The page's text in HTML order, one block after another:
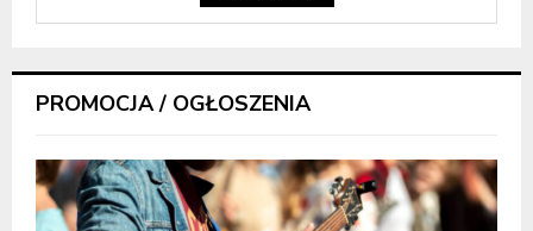
PROMOCJA / OGŁOSZENIA